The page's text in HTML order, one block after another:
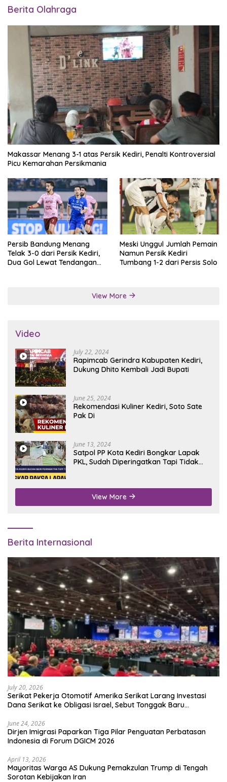
Berita Olahraga
Makassar Menang 3-1 atas Persik Kediri, Penalti Kontroversial
Picu Kemarahan Persikmania
Persib Bandung Menang
Telak 3-0 dari Persik Kediri,
Dua Gol Lewat Tendangan
Meski Unggul Jumlah Pemain
Namun Persik Kediri
Tumbang 1-2 dari Persis Solo
View More
Video
July 22, 2024
Rapimcab Gerindra Kabupaten Kediri,
Dukung Dhito Kembali Jadi Bupati
June 25, 2024
Rekomendasi Kuliner Kediri, Soto Sate
Pak Di
June 13, 2024
Satpol PP Kota Kediri Bongkar Lapak
PKL, Sudah Diperingatkan Tapi Tidak
View More
Berita Internasional
July 20, 2026
Serikat Pekerja Otomotif Amerika Serikat Larang Investasi
Dana Serikat ke Obligasi Israel, Sebut Tonggak Baru
June 24, 2026
Dirjen Imigrasi Paparkan Tiga Pilar Penguatan Perbatasan
Indonesia di Forum DGICM 2026
April 13, 2026
Mayoritas Warga AS Dukung Pemakzulan Trump di Tengah
Sorotan Kebijakan Iran